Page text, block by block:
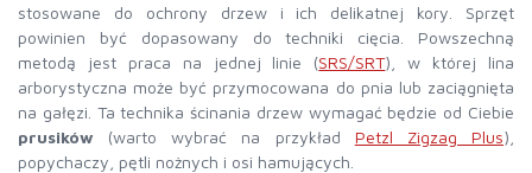
stosowane do ochrony drzew i ich delikatnej kory. Sprzęt
powinien być dopasowany do techniki cięcia. Powszechną
metodą jest praca na jednej linie (SRS/SRT), w której lina
arborystyczna może być przymocowana do pnia lub zaciągnięta
na gałęzi. Ta technika ścinania drzew wymagać będzie od Ciebie
prusików (warto wybrać na przykład Petzl Zigzag Plus),
popychaczy, pętli nożnych i osi hamujących.